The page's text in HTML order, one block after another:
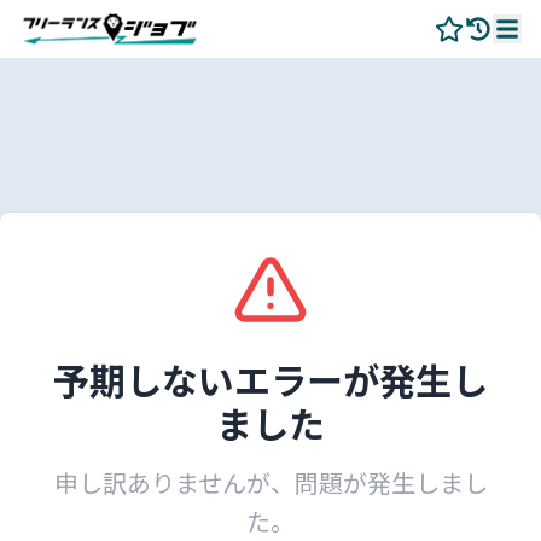
予期しないエラーが発生し
ました
申し訳ありませんが、問題が発生しまし
た。